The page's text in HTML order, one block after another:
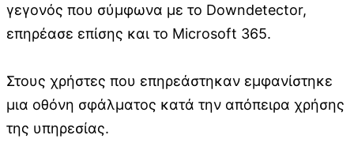
γεγονός που σύμφωνα με το Downdetector,
επηρέασε επίσης και το Microsoft 365.
Στους χρήστες που επηρεάστηκαν εμφανίστηκε
μια οθόνη σφάλματος κατά την απόπειρα χρήσης
της υπηρεσίας.